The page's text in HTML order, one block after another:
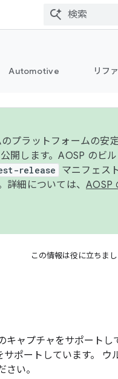
Automotive リフ
プラットフォームの安
開します。AOSP のビ
release
マニフェス
細については、 AOSP
この情報は役に立ちま
キャプチャをサポートし
ポートしています。 ウ
さい。